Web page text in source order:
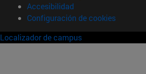
Accesibilidad
Configuración de cookies
Localizador de campus